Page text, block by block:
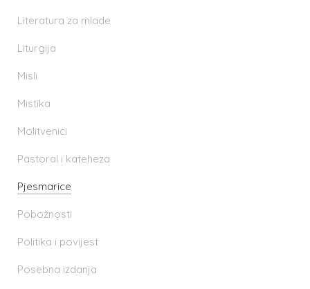
Literatura za mlade
Liturgija
Misli
Mistika
Molitvenici
Pastoral i kateheza
Pjesmarice
Pobožnosti
Politika i povijest
Posebna izdanja